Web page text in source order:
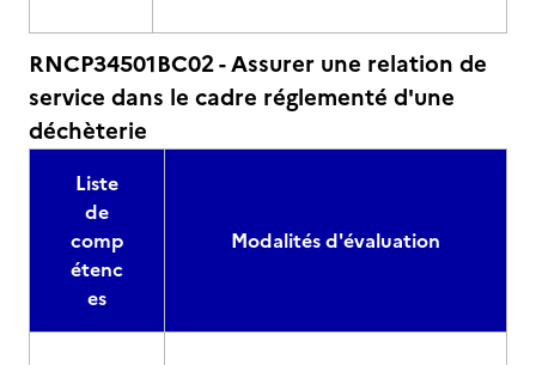
RNCP34501BC02 - Assurer une relation de
service dans le cadre réglementé d'une
déchèterie
Liste
de
comp
étenc
es
Modalités d'évaluation